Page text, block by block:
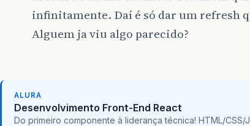
infinitamente. Daí é só dar um refresh
Alguem ja viu algo parecido?
ALURA
Desenvolvimento Front-End React
Do primeiro componente à liderança técnica! HTML/